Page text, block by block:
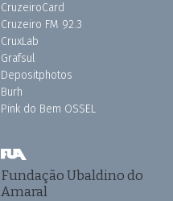
CruzeiroCard
Cruzeiro FM 92.3
CruxLab
Grafsul
Depositphotos
Burh
Pink do Bem OSSEL
Fundação Ubaldino do
Amaral